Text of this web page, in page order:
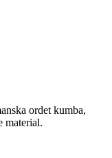
ordet kumba,
material.